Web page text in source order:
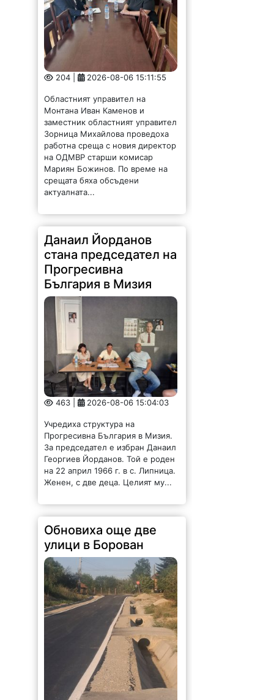
2026-08-06 15:11:55
Монтана Иван Каменов и
заместник областният управител
Зорница Михайлова проведоха
работна среща с новия директор
на ОДМВР старши комисар
Мариян Божинов. По време на
срещата бяха обсъдени
актуалната...
Данаил Йорданов
стана председател на
Прогресивна
България в Мизия
463 | 2026-08-06 15:04:03
Прогресивна България в Мизия.
За председател е избран Данаил
Георгиев Йорданов. Той е роден
на 22 април 1966 г. в с. Липница.
Женен, с две деца. Целият му...
Обновиха още две
улици в Борован